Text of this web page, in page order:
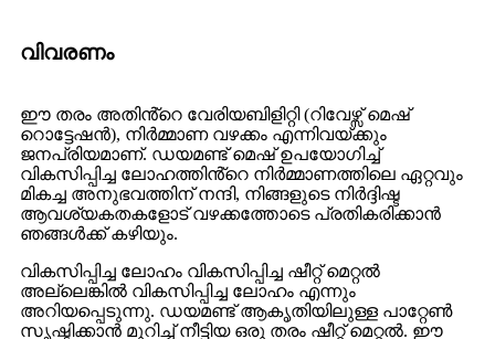
വിവരണം
ഈ തരം അതിൻ്റെ വേരിയബിളിറ്റി (റിവേഴ്സ് മെഷ്
റൊട്ടേഷൻ), നിർമ്മാണ വഴക്കം എന്നിവയ്ക്കും
ജനപ്രിയമാണ്. ഡയമണ്ട് മെഷ് ഉപയോഗിച്ച്
വികസിപ്പിച്ച ലോഹത്തിൻ്റെ നിർമ്മാണത്തിലെ ഏറ്റവും
മികച്ച അനുഭവത്തിന് നന്ദി, നിങ്ങളുടെ നിർദ്ദിഷ്ട
ആവശ്യകതകളോട് വഴക്കത്തോടെ പ്രതികരിക്കാൻ
ഞങ്ങൾക്ക് കഴിയും.
വികസിപ്പിച്ച ലോഹം വികസിപ്പിച്ച ഷീറ്റ് മെറ്റൽ
അല്ലെങ്കിൽ വികസിപ്പിച്ച ലോഹം എന്നും
അറിയപ്പെടുന്നു. ഡയമണ്ട് ആകൃതിയിലുള്ള പാറ്റേൺ
സൃഷ്ടിക്കാൻ മുറിച്ച് നീട്ടിയ ഒരു തരം ഷീറ്റ് മെറ്റൽ. ഈ